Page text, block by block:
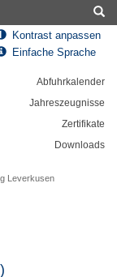
Kontrast anpassen
Einfache Sprache
Abfuhrkalender
Jahreszeugnisse
Zertifikate
Downloads
Leverkusen